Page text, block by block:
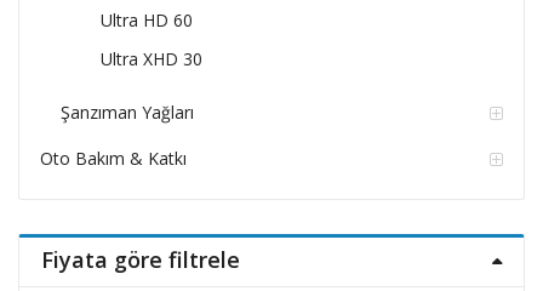
Ultra HD 60
Ultra XHD 30
Şanzıman Yağları
Oto Bakım & Katkı
Fiyata göre filtrele